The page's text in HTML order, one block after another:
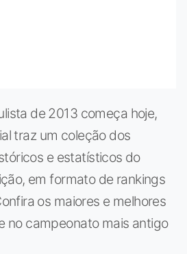
de 2013 começa hoje,
traz um coleção dos
e estatísticos do
em formato de rankings
os maiores e melhores
no campeonato mais antigo